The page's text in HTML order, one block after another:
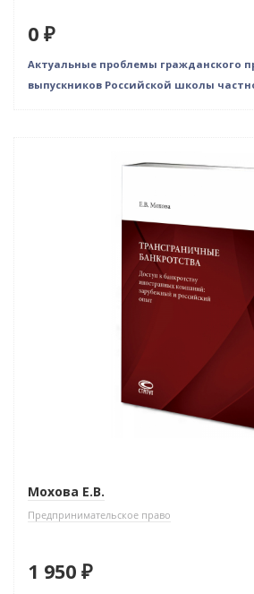
0 ₽
Актуальные проблемы гражданского
выпускников Российской школы
Мохова Е.В.
Предпринимательское право
1 950 ₽